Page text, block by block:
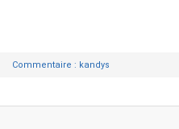
Commentaire : kandys